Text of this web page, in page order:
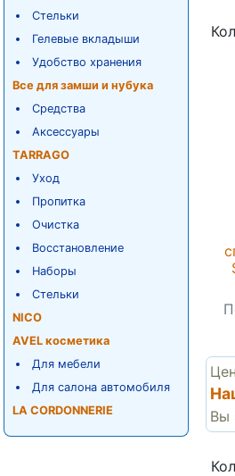
Стельки
Гелевые вкладыши
Удобство хранения
Все для замши и нубука
Средства
Аксессуары
TARRAGO
Уход
Пропитка
Очистка
Восстановление
Наборы
Стельки
NICO
AVEL косметика
Для мебели
Для салона автомобиля
LA CORDONNERIE
Вы